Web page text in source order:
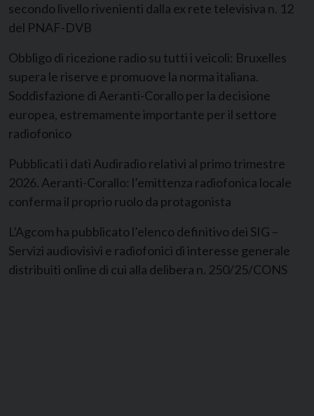
secondo livello rivenienti dalla ex rete televisiva n. 12
del PNAF-DVB
Obbligo di ricezione radio su tutti i veicoli: Bruxelles
supera le riserve e promuove la norma italiana.
Soddisfazione di Aeranti-Corallo per la decisione
europea, estremamente importante per il settore
radiofonico
Pubblicati i dati Audiradio relativi al primo trimestre
2026. Aeranti-Corallo: l’emittenza radiofonica locale
conferma il proprio ruolo da protagonista
L’Agcom ha pubblicato l’elenco definitivo dei SIG –
Servizi audiovisivi e radiofonici di interesse generale
distribuiti online di cui alla delibera n. 250/25/CONS